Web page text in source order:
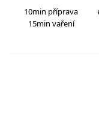
10min příprava
15min vaření